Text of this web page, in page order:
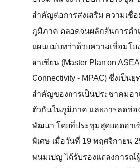
สำคัญต่อการส่งเสริม ความเชื่อ
ภูมิภาค ตลอดจนผลักดันการดำ
แผนแม่บทว่าด้วยความเชื่อมโย
อาเซียน (Master Plan on
Connectivity - MPAC) ซึ่งเป็นยุ
สำคัญของการเป็นประชาคมอา
ตัวกันในภูมิภาค และการลดช่อ
พัฒนา โดยที่ประชุมสุดยอดอาเ
พิเศษ เมื่อวันที่ 19 พฤศจิกายน
พนมเปญ ได้รับรองแถลงการณ์